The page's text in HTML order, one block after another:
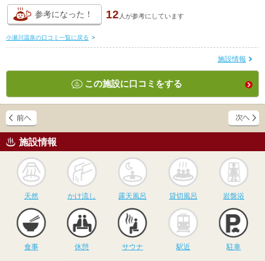
参考になった！ 12 人が参考にしています
小瀬川温泉の口コミ一覧に戻る >
施設情報
この施設に口コミをする
施設情報
天然
かけ流し
かけ流し
露天風呂
露天風呂
貸切風呂
貸切風呂 岩盤浴
食事 休憩
サウナ
サウナ 駅近 駐車